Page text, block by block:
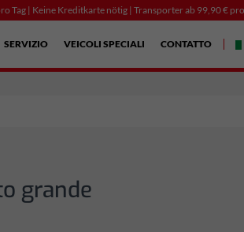
Tag | Keine Kreditkarte nötig | Transporter ab 99,90 €
SERVIZIO VEICOLI SPECIALI CONTATTO
grande